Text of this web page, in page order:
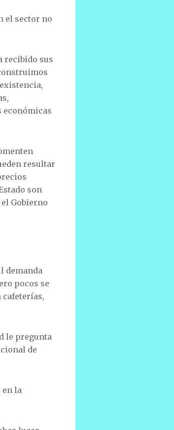
el sector no
recibido sus
económicas
resultar
son
Gobierno
demanda
pocos se
le pregunta
de
en la